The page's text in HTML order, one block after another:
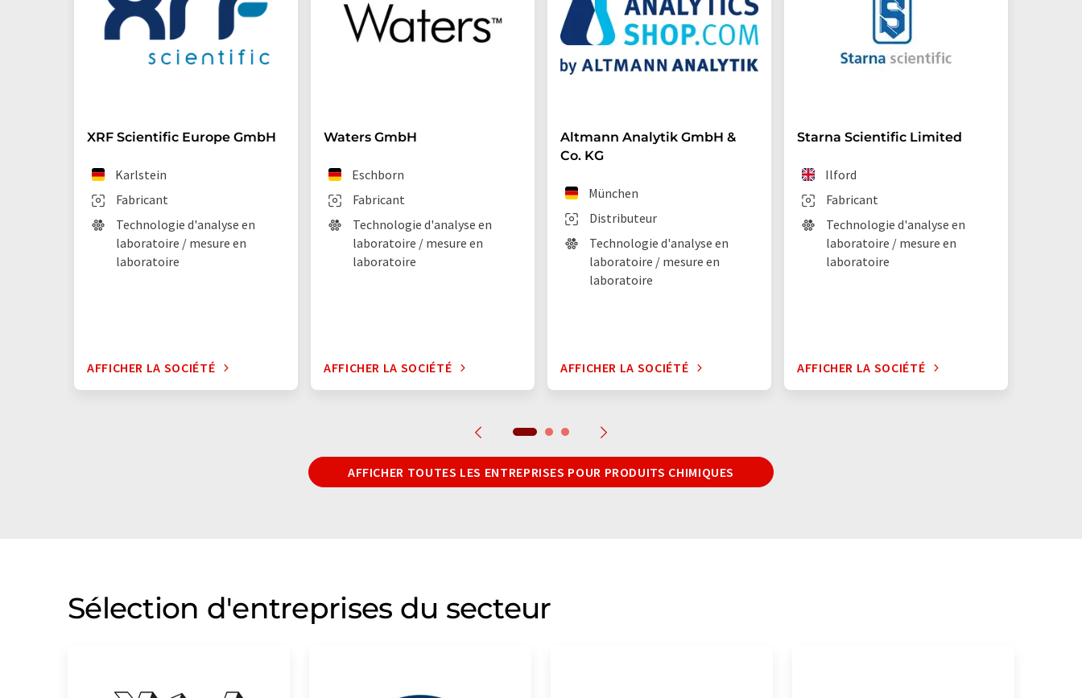
XRF Scientific Europe GmbH
Fabricant
Karlstein
Technologie d'analyse en
laboratoire / mesure en
laboratoire
AFFICHER LA SOCIÉTÉ
Waters GmbH
Fabricant
Eschborn
Technologie d'analyse en
laboratoire / mesure en
laboratoire
AFFICHER LA SOCIÉTÉ
Altmann Analytik GmbH &
Co. KG
Distributeur
München
Technologie d'analyse en
laboratoire / mesure en
laboratoire
AFFICHER LA SOCIÉTÉ
Starna Scientific Limited
Fabricant
Ilford
Technologie d'analyse en
laboratoire / mesure en
laboratoire
AFFICHER LA SOCIÉTÉ
AFFICHER TOUTES LES ENTREPRISES POUR PRODUITS CHIMIQUES
Sélection d'entreprises du secteur